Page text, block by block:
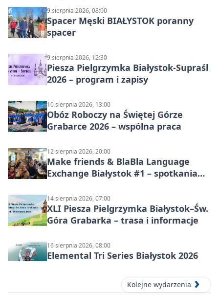
9 sierpnia 2026, 08:00
Spacer Męski BIAŁYSTOK poranny
spacer
9 sierpnia 2026, 12:30
Piesza Pielgrzymka Białystok-Supraśl
2026 – program i zapisy
10 sierpnia 2026, 13:00
Obóz Roboczy na Świętej Górze
Grabarce 2026 – wspólna praca
12 sierpnia 2026, 20:00
Make friends & BlaBla Language
Exchange Białystok #1 – spotkania
14 sierpnia 2026, 07:00
XLI Piesza Pielgrzymka Białystok–Św.
Góra Grabarka – trasa i informacje
16 sierpnia 2026, 08:00
Elemental Tri Series Białystok 2026
Kolejne wydarzenia